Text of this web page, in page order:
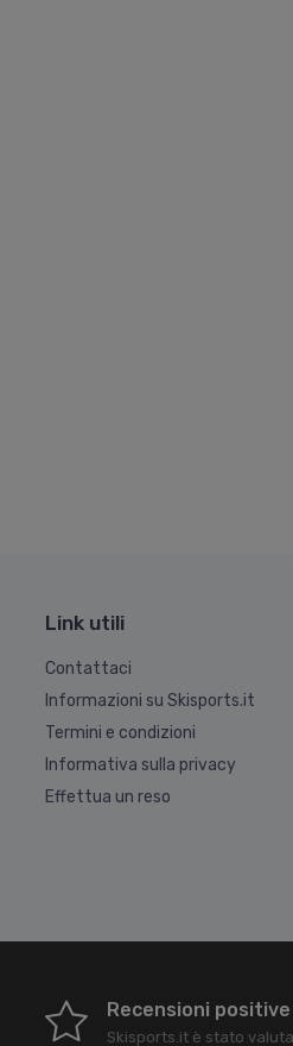
Link utili
Contattaci
Informazioni su Skisports.it
Termini e condizioni
Informativa sulla privacy
Effettua un reso
Recensioni positive
Skisports.it è stato